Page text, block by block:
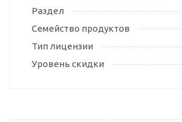
Раздел
Семейство продуктов
Тип лицензии
Уровень скидки